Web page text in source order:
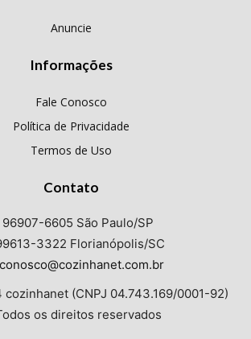
Anuncie
Informações
Fale Conosco
Política de Privacidade
Termos de Uso
Contato
96907-6605 São Paulo/SP
3322 Florianópolis/SC
(CNPJ 04.743.169/0001-92)
os direitos reservados